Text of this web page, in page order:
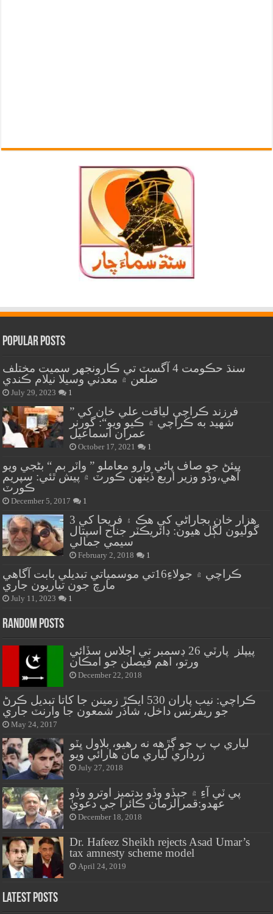
Popular Posts
سنڌ حڪومت 4 آگسٽ تي ڪارونجهر سميت مختلف
ضلعن ۾ معدني وسيلا نيلام ڪندي
July 29, 2023 1
” فرزند ڪراچي لياقت علي خان کي
شهيد به ڪراچي ۾ ڪيو ويو“: گورنر
عمران اسماعيل
October 17, 2021 1
پيئڻ جو صاف پاڻي وارو معاملو ” واٽر بم “ بڻجي ويو
آهي،وڏو وزير اربع ڏينهن ڪورٽ ۾ پيش ٿئي: سپريم
ڪورٽ
December 5, 2017 1
هزار خان بجاراڻي کي هڪ ۽ فريحا کي 3
گوليون لڳل هيون: ڊائريڪٽر جناح اسپتال
سيمي جمالي
February 2, 2018 1
ڪراچي ۾ جولاءِ16تي موسمياتي تبديلي بابت آگاهي
مارچ جون تياريون جاري
July 11, 2023 1
Random Posts
پيپلز پارٽي 26 ڊسمبر تي اجلاس سڏائي
ورتو، اهم فيصلن جو امڪان
December 22, 2018
ڪراچي: نيب پاران 530 ايڪڙ زمينن جا کاتا تبديل ڪرڻ
جو ريفرنس داخل، شاذر شمعون جا وارنٽ جاري
May 24, 2017
لياري پ پ جو ڳڙهه نه رهيو، بلاول ڀٽو
زرداري لياري مان هارائي ويو
July 27, 2018
پي ٽي آءِ ۾ جيڏو وڏو بدتميز اوترو وڏو
عهدو:قمرالزمان ڪائرا جي دعويٰ
December 18, 2018
Dr. Hafeez Sheikh rejects Asad Umar’s
tax amnesty scheme model
April 24, 2019
Latest Posts